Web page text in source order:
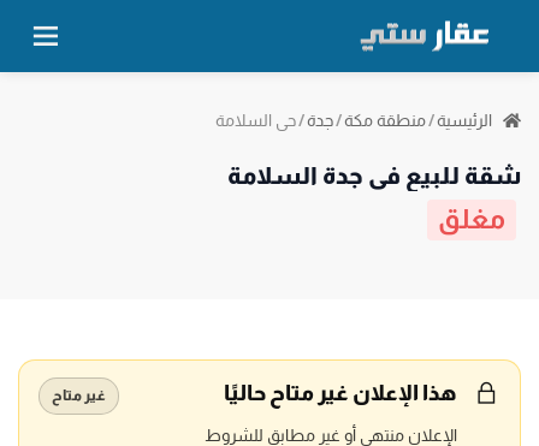
الرئيسية/منطقة مكة/جدة/حي السلامة
شقة للبيع في جدة السلامة
مغلق
هذا الإعلان غير متاح حاليًا غير متاح
الإعلان منتهي أو غير مطابق للشروط